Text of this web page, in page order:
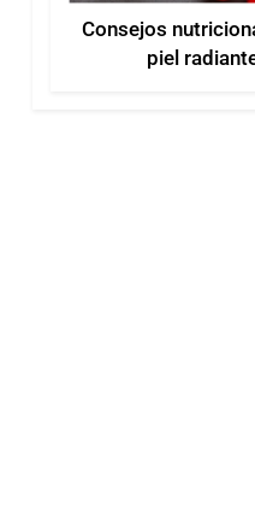
Consejos
piel